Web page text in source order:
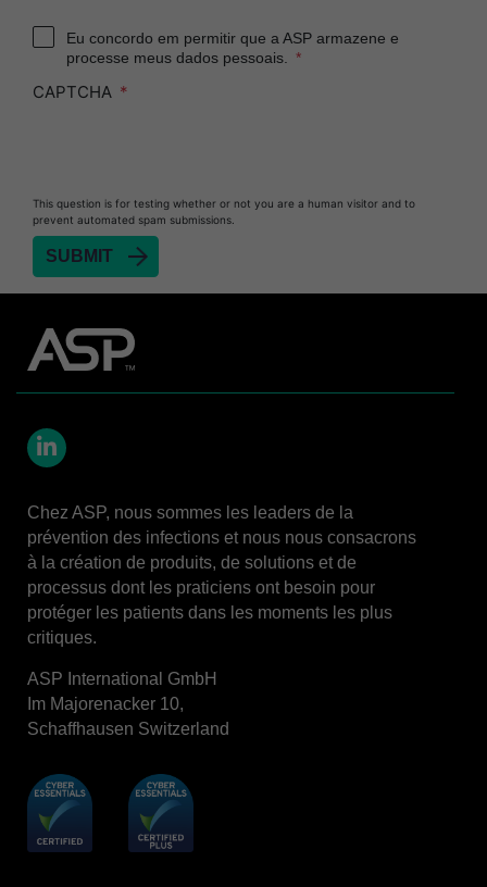
Eu concordo em permitir que a ASP armazene e
processe meus dados pessoais.
CAPTCHA
This question is for testing whether or not you are a human visitor and to
prevent automated spam submissions.
Chez ASP, nous sommes les leaders de la
prévention des infections et nous nous consacrons
à la création de produits, de solutions et de
processus dont les praticiens ont besoin pour
protéger les patients dans les moments les plus
critiques.
ASP International GmbH
Im Majorenacker 10,
Schaffhausen Switzerland